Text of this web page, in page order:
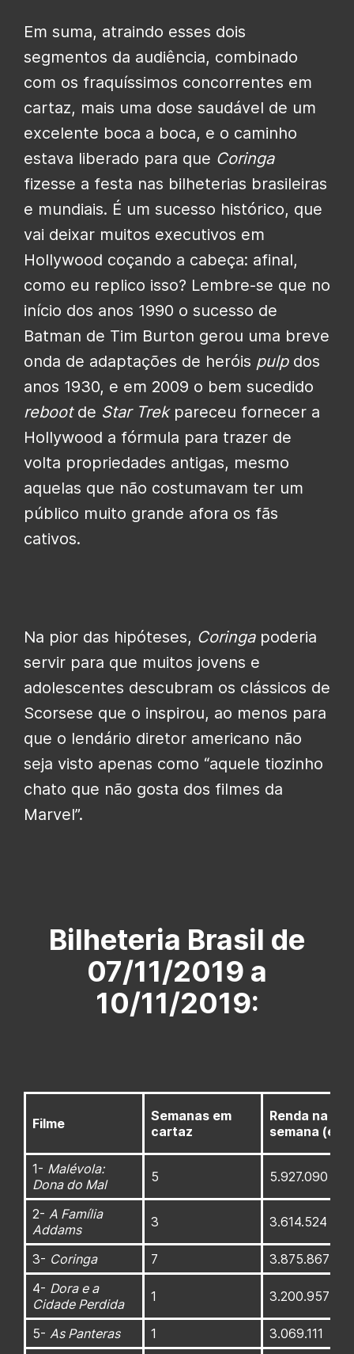
Em suma, atraindo esses dois
segmentos da audiência, combinado
com os fraquíssimos concorrentes em
cartaz, mais uma dose saudável de um
excelente boca a boca, e o caminho
estava liberado para que Coringa
fizesse a festa nas bilheterias brasileiras
e mundiais. É um sucesso histórico, que
vai deixar muitos executivos em
Hollywood coçando a cabeça: afinal,
como eu replico isso? Lembre-se que no
início dos anos 1990 o sucesso de
Batman de Tim Burton gerou uma breve
onda de adaptações de heróis pulpdos
anos 1930, e em 2009 o bem sucedido
rebootde Star Trekpareceu fornecer a
Hollywood a fórmula para trazer de
volta propriedades antigas, mesmo
aquelas que não costumavam ter um
público muito grande afora os fãs
cativos.
Na pior das hipóteses, Coringapoderia
servir para que muitos jovens e
adolescentes descubram os clássicos de
Scorsese que o inspirou, ao menos para
que o lendário diretor americano não
seja visto apenas como “aquele tiozinho
chato que não gosta dos filmes da
Marvel”.
Bilheteria Brasil de
07/11/2019 a
10/11/2019:
Filme
Semanas em
cartaz
Renda na
semana (em
1- Malévola:
Dona do Mal
5 5.927.090
2- A Família
Addams
3 3.614.524
3- Coringa 7
3.875.867
4- Dora e a
Cidade Perdida
1 3.200.957
5- As Panteras 1
3.069.111